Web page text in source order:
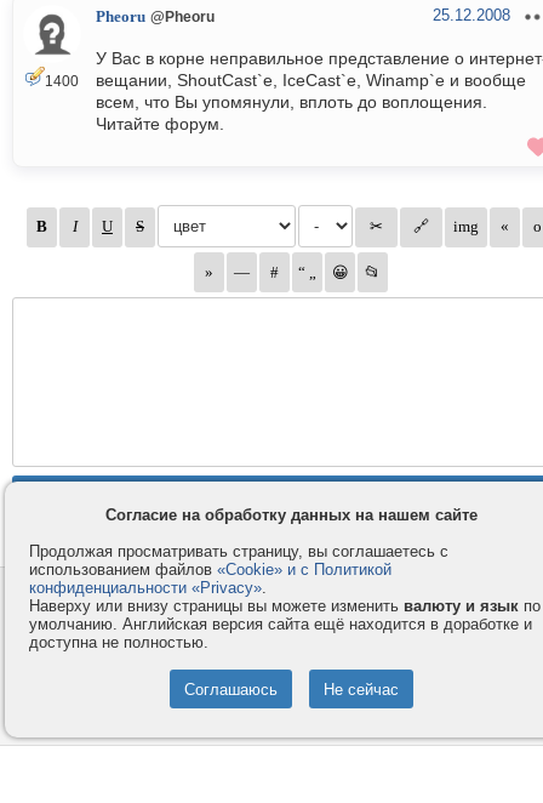
1400
Pheoru @Pheoru 25.12.2008
У Вас в корне неправильное представление о
вещании, ShoutCast`е, IceCast`е, Winamp`е и вообще
всем, что Вы упомянули, вплоть до воплощения.
Читайте форум.
Контакты
Компания
Правила и условия
Форумы
Согласие на обработку данных на нашем сайте
Продолжая просматривать страницу, вы соглашаетесь с
использованием файлов «Cookie» и с Политикой
конфиденциальности «Privacy».
Наверху или внизу страницы вы можете изменить валюту и язык по
умолчанию. Английская версия сайта ещё находится в доработке и
доступна не полностью.